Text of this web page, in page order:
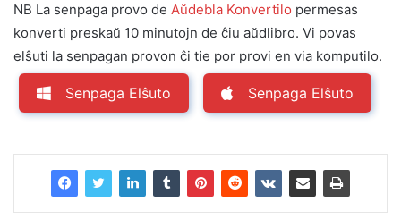
NB La senpaga provo de Aŭdebla Konvertilo permesas
konverti preskaŭ 10 minutojn de ĉiu aŭdlibro. Vi povas
elŝuti la senpagan provon ĉi tie por provi en via komputilo.
Senpaga Elŝuto Senpaga Elŝuto